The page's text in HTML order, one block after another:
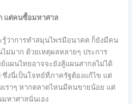
แต่คนซื้อมหาศาล
รู้ว่าการทำสมุนไพรมีอนาคต ก็ยังมีคน
ม่มาก ด้วยเหตุผลหลายๆ ประการ
แผนไทยอาจจะยังสู้แผนสากลไม่ได้
ซึ่งนี่เป็นโจทย์ที่ภาครัฐต้องแก้ไข แต่
เราๆ หากตลาดไหนมีคนขายน้อย แต่
หาศาลนั่นเอง